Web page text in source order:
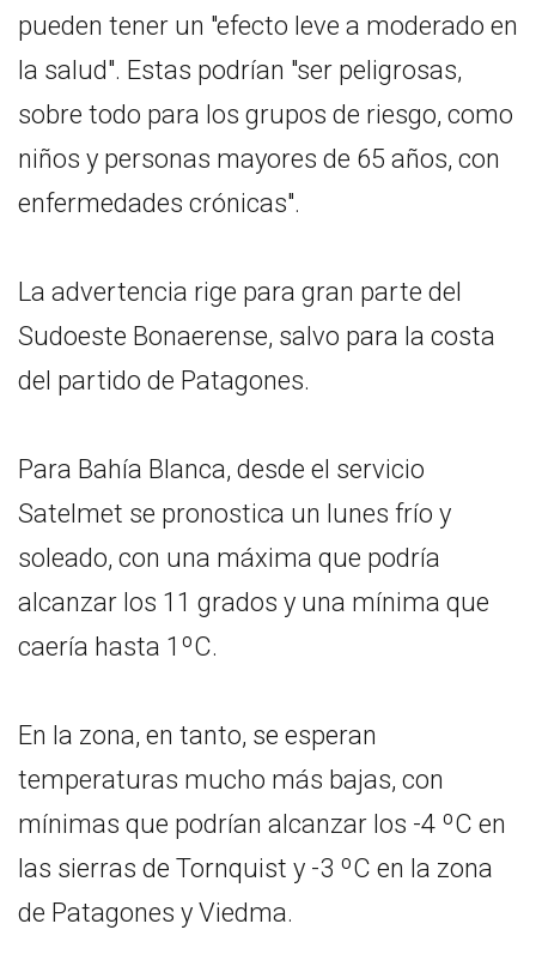
pueden tener un "efecto leve a moderado en
la salud". Estas podrían "ser peligrosas,
sobre todo para los grupos de riesgo, como
niños y personas mayores de 65 años, con
enfermedades crónicas".
La advertencia rige para gran parte del
Sudoeste Bonaerense, salvo para la costa
del partido de Patagones.
Para Bahía Blanca, desde el servicio
Satelmet se pronostica un lunes frío y
soleado, con una máxima que podría
alcanzar los 11 grados y una mínima que
caería hasta 1ºC.
En la zona, en tanto, se esperan
temperaturas mucho más bajas, con
mínimas que podrían alcanzar los -4 ºC en
las sierras de Tornquist y -3 ºC en la zona
de Patagones y Viedma.